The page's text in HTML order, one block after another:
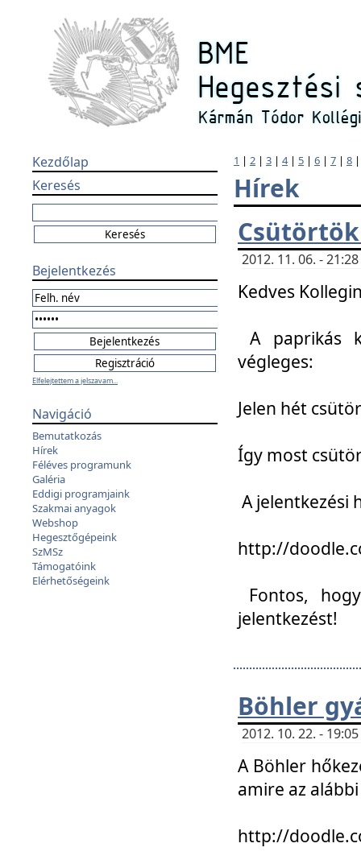
Kezdőlap
Keresés
Bejelentkezés
Elfelejtettem a jelszavam...
Navigáció
Bemutatkozás
Hírek
Féléves programunk
Galéria
Eddigi programjaink
Szakmai anyagok
Webshop
Hegesztőgépeink
SzMSz
Támogatóink
Elérhetőségeink
1 | 2 | 3 | 4| 5 | 6 | 7 | 8
Hírek
2012. 11. 06. -
Kedves
A paprikás
végleges:
Jelen hét
Így most
A jelentkezési
http://
Fontos,
jelentkezést!
Böhler
2012. 10. 22. -
A Böhler
amire az
http://